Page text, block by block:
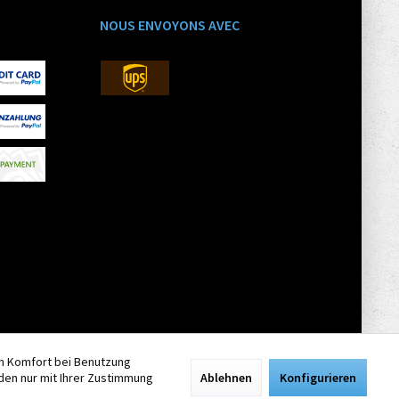
NOUS ENVOYONS AVEC
Komfort bei Benutzung
nur mit Ihrer Zustimmung
Ablehnen Konfigurieren